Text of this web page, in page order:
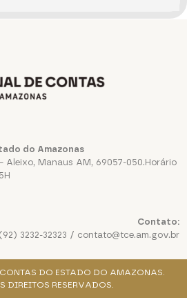
do Amazonas
Aleixo, Manaus AM, 69057-050.Horário
Contato:
(92) 3232-32323 / contato@tce.am.gov.br
DO ESTADO DO AMAZONAS.
DIREITOS RESERVADOS.